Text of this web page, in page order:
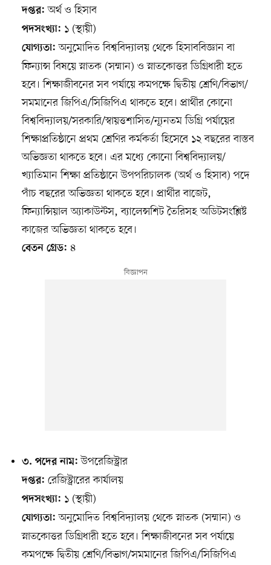
দপ্তর: অর্থ ও হিসাব
পদসংখ্যা: ১ (স্থায়ী)
যোগ্যতা: অনুমোদিত বিশ্ববিদ্যালয় থেকে হিসাববিজ্ঞান বা
ফিন্যান্স বিষয়ে স্নাতক (সম্মান) ও স্নাতকোত্তর ডিগ্রিধারী হতে
হবে। শিক্ষাজীবনের সব পর্যায়ে কমপক্ষে দ্বিতীয় শ্রেণি/বিভাগ/
সমমানের জিপিএ/সিজিপিএ থাকতে হবে। প্রার্থীর কোনো
বিশ্ববিদ্যালয়/সরকারি/স্বায়ত্তশাসিত/ন্যূনতম ডিগ্রি পর্যায়ের
শিক্ষাপ্রতিষ্ঠানে প্রথম শ্রেণির কর্মকর্তা হিসেবে ১২ বছরের বাস্তব
অভিজ্ঞতা থাকতে হবে। এর মধ্যে কোনো বিশ্ববিদ্যালয়/
খ্যাতিমান শিক্ষা প্রতিষ্ঠানে উপপরিচালক (অর্থ ও হিসাব) পদে
পাঁচ বছরের অভিজ্ঞতা থাকতে হবে। প্রার্থীর বাজেট,
ফিন্যান্সিয়াল অ্যাকাউন্টস, ব্যালেন্সশিট তৈরিসহ অডিটসংশ্লিষ্ট
কাজের অভিজ্ঞতা থাকতে হবে।
বেতন গ্রেড: ৪
৩. পদের নাম: উপরেজিস্ট্রার
দপ্তর: রেজিস্ট্রারের কার্যালয়
পদসংখ্যা: ১ (স্থায়ী)
যোগ্যতা: অনুমোদিত বিশ্ববিদ্যালয় থেকে স্নাতক (সম্মান) ও
স্নাতকোত্তর ডিগ্রিধারী হতে হবে। শিক্ষাজীবনের সব পর্যায়ে
কমপক্ষে দ্বিতীয় শ্রেণি/বিভাগ/সমমানের জিপিএ/সিজিপিএ